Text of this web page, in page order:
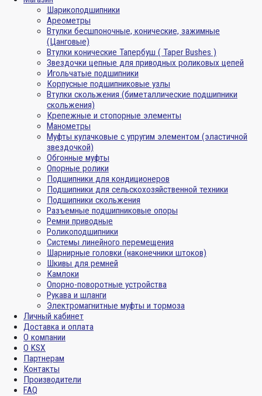
Шарикоподшипники
Ареометры
Втулки бесшпоночные, конические, зажимные
(Цанговые)
Втулки конические Тапербуш ( Taper Bushes )
Звездочки цепные для приводных роликовых цепей
Игольчатые подшипники
Корпусные подшипниковые узлы
Втулки скольжения (биметаллические подшипники
скольжения)
Крепежные и стопорные элементы
Манометры
Муфты кулачковые с упругим элементом (эластичной
звездочкой)
Обгонные муфты
Опорные ролики
Подшипники для кондиционеров
Подшипники для сельскохозяйственной техники
Подшипники скольжения
Разъемные подшипниковые опоры
Ремни приводные
Роликоподшипники
Системы линейного перемещения
Шарнирные головки (наконечники штоков)
Шкивы для ремней
Камлоки
Опорно-поворотные устройства
Рукава и шланги
Электромагнитные муфты и тормоза
Личный кабинет
Доставка и оплата
О компании
О KSX
Партнерам
Контакты
Производители
FAQ